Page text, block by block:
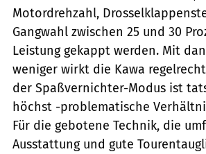
Motordrehzahl,
Gangwahl zwischen 25 und 30
Leistung gekappt werden. Mit
weniger wirkt die Kawa
der Spaßvernichter-Modus ist
höchst -problematische
Für die gebotene Technik, die
Ausstattung und gute